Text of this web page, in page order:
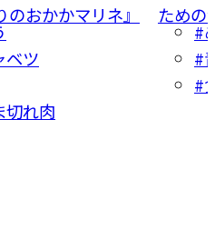
おかかマリネ』
ベツ
切れ肉
ための
#
#
#